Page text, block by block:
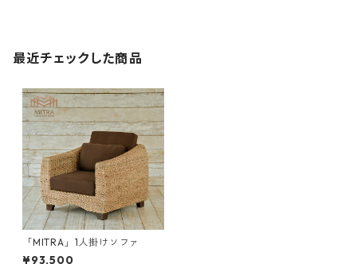
最近チェックした商品
「MITRA」1人掛けソファ
¥93,500